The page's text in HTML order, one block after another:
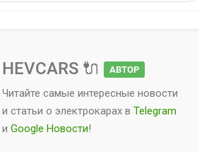
HEVCARS 🔌 АВТОР
Читайте самые интересные новости
и статьи о электрокарах в Telegram
и Google Новости!